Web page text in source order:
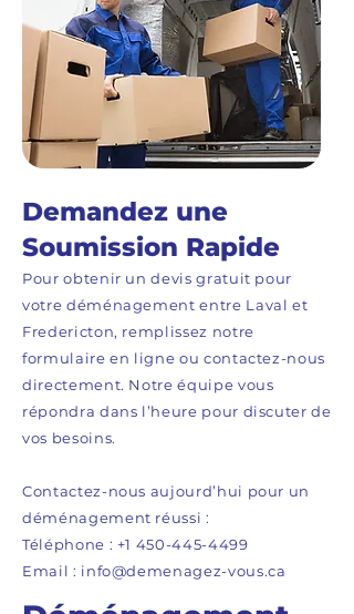
Demandez une
Soumission Rapide
Pour obtenir un devis gratuit pour
votre déménagement entre Laval et
Fredericton, remplissez notre
formulaire en ligne ou contactez-nous
directement. Notre équipe vous
répondra dans l’heure pour discuter de
vos besoins.
Contactez-nous aujourd’hui pour un
déménagement réussi :
Téléphone : +1 450-445-4499
Email : info@demenagez-vous.ca